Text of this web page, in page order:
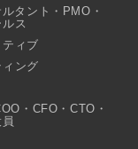
ルタント・PMO・
ス
ィブ
ング
・CFO・CTO・